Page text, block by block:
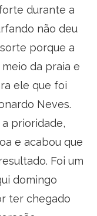
durante a
não deu
porque a
da praia e
ele que foi
Neves.
prioridade,
e acabou que
Foi um
domingo
ter chegado